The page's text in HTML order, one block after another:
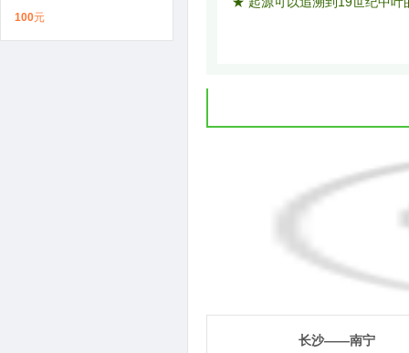
长沙——南宁
100元